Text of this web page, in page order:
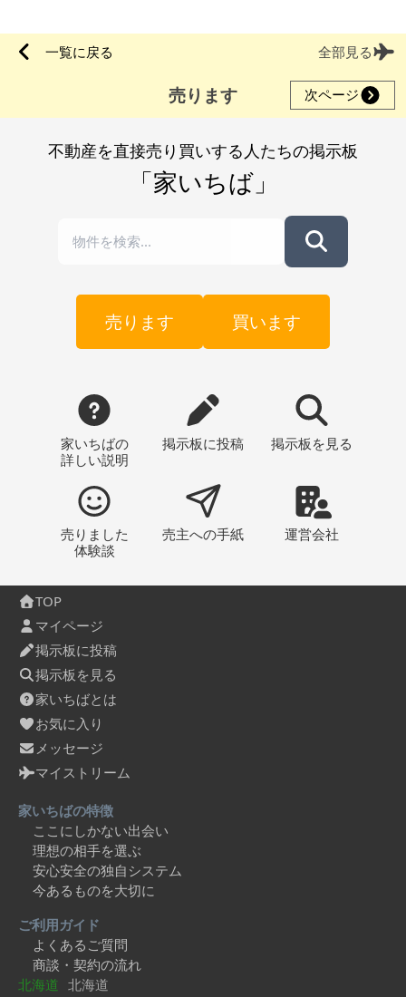
一覧に戻る 全部見る
売ります 次ページ
不動産を直接売り買いする人たちの掲示板
「家いちば」
売ります 買います
家いちばの
詳しい説明
掲示板に投稿 掲示板 を見る
売りました
体験談
売主への手紙 運営会社
TOP
マイページ
掲示板に投稿
掲示板を見る
家いちばとは
お気に入り
メッセージ
マイストリーム
家いちばの特徴
ここにしかない出会い
理想の相手を選ぶ
安心安全の独自システム
今あるものを大切に
ご利用ガイド
よくあるご質問
商談・契約の流れ
北海道 北海道